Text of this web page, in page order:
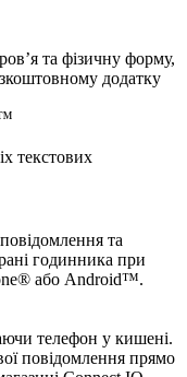
та фізичну форму,
додатку
текстових
та
годинника при
або Android™.
телефон у кишені.
повідомлення прямо